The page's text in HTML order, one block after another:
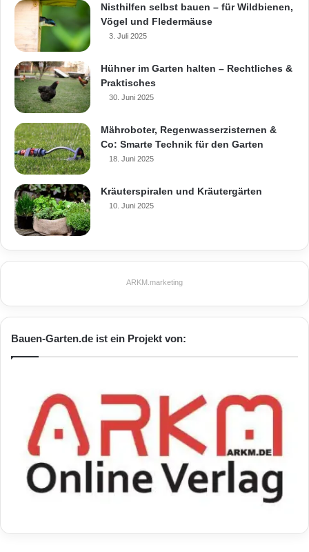
Heizkörper Wärmeschutz
Nisthilfen selbst bauen – für Wildbienen,
Vögel und Fledermäuse
3. Juli 2025
Hühner im Garten halten – Rechtliches &
Praktisches
30. Juni 2025
Mähroboter, Regenwasserzisternen &
Co: Smarte Technik für den Garten
18. Juni 2025
Kräuterspiralen und Kräutergärten
10. Juni 2025
ARKM.marketing
Bauen-Garten.de ist ein Projekt von: